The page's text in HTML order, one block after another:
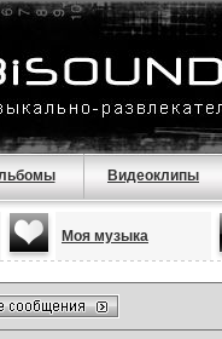
Видеоклипы
Моя музыка